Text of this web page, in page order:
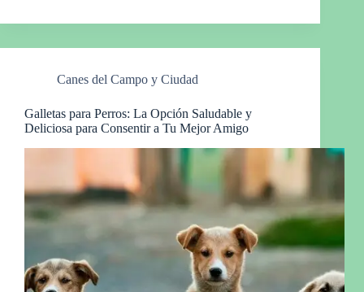
Canes del Campo y Ciudad
Galletas para Perros: La Opción Saludable y
Deliciosa para Consentir a Tu Mejor Amigo